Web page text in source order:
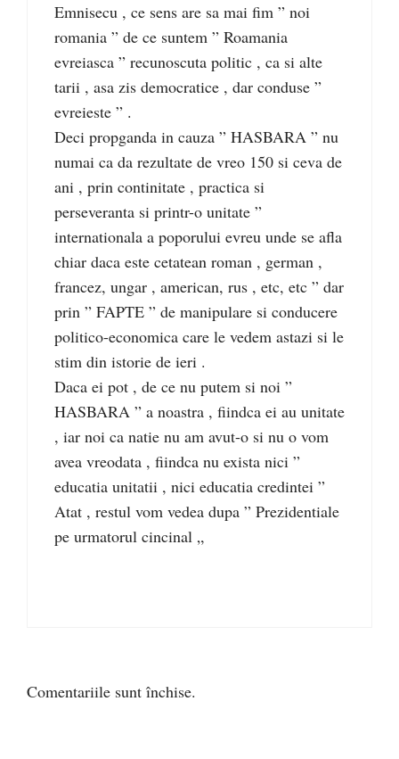
Emnisecu , ce sens are sa mai fim ” noi
romania ” de ce suntem ” Roamania
evreiasca ” recunoscuta politic , ca si alte
tarii , asa zis democratice , dar conduse ”
evreieste ” .
Deci propganda in cauza ” HASBARA ” nu
numai ca da rezultate de vreo 150 si ceva de
ani , prin continitate , practica si
perseveranta si printr-o unitate ”
internationala a poporului evreu unde se afla
chiar daca este cetatean roman , german ,
francez, ungar , american, rus , etc, etc ” dar
prin ” FAPTE ” de manipulare si conducere
politico-economica care le vedem astazi si le
stim din istorie de ieri .
Daca ei pot , de ce nu putem si noi ”
HASBARA ” a noastra , fiindca ei au unitate
, iar noi ca natie nu am avut-o si nu o vom
avea vreodata , fiindca nu exista nici ”
educatia unitatii , nici educatia credintei ”
Atat , restul vom vedea dupa ” Prezidentiale
pe urmatorul cincinal „
Comentariile sunt închise.